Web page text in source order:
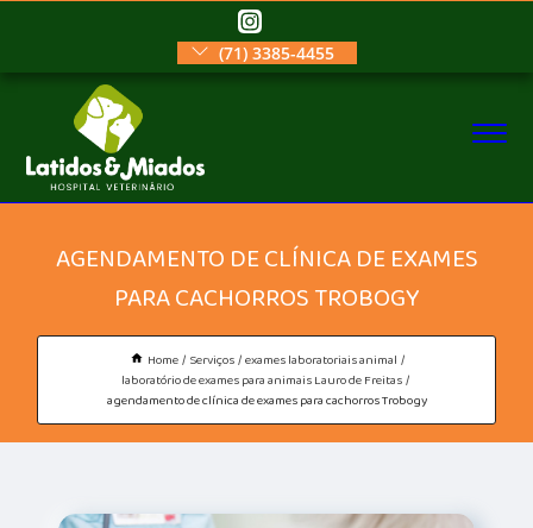
(71) 3385-4455
AGENDAMENTO DE CLÍNICA DE EXAMES
PARA CACHORROS TROBOGY
Home Serviços exames laboratoriais animal
laboratório de exames para animais Lauro de Freitas
agendamento de clínica de exames para cachorros Trobogy